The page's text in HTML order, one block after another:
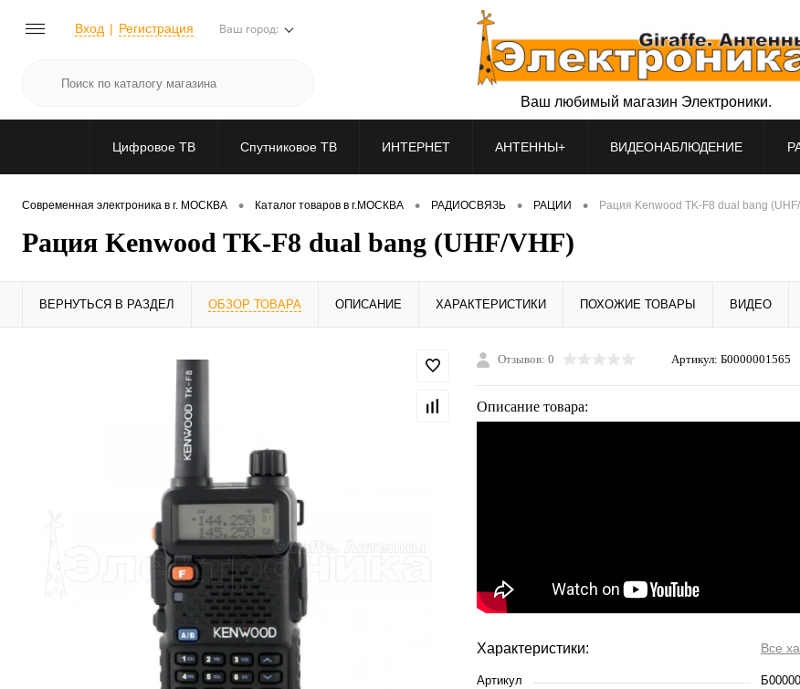
Вход Регистрация Ваш город:
Ваш любимый магазин Электроники.
Цифровое ТВ Спутниковое ТВ ИНТЕРНЕТ АНТЕННЫ+ ВИДЕОНАБЛЮДЕНИЕ
Современная электроника в г. МОСКВА • Каталог товаров в г.МОСКВА • РАДИОСВЯЗЬ • РАЦИИ • Рация Kenwood TK-F8 dual bang
Рация Kenwood TK-F8 dual bang (UHF/VHF)
ВЕРНУТЬСЯ В РАЗДЕЛ ОБЗОР ТОВАРА ОПИСАНИЕ ХАРАКТЕРИСТИКИ ПОХОЖИЕ ТОВАРЫ ВИДЕО
Отзывов: 0 Артикул: Б0000001565
Описание товара:
Характеристики: Все
Артикул